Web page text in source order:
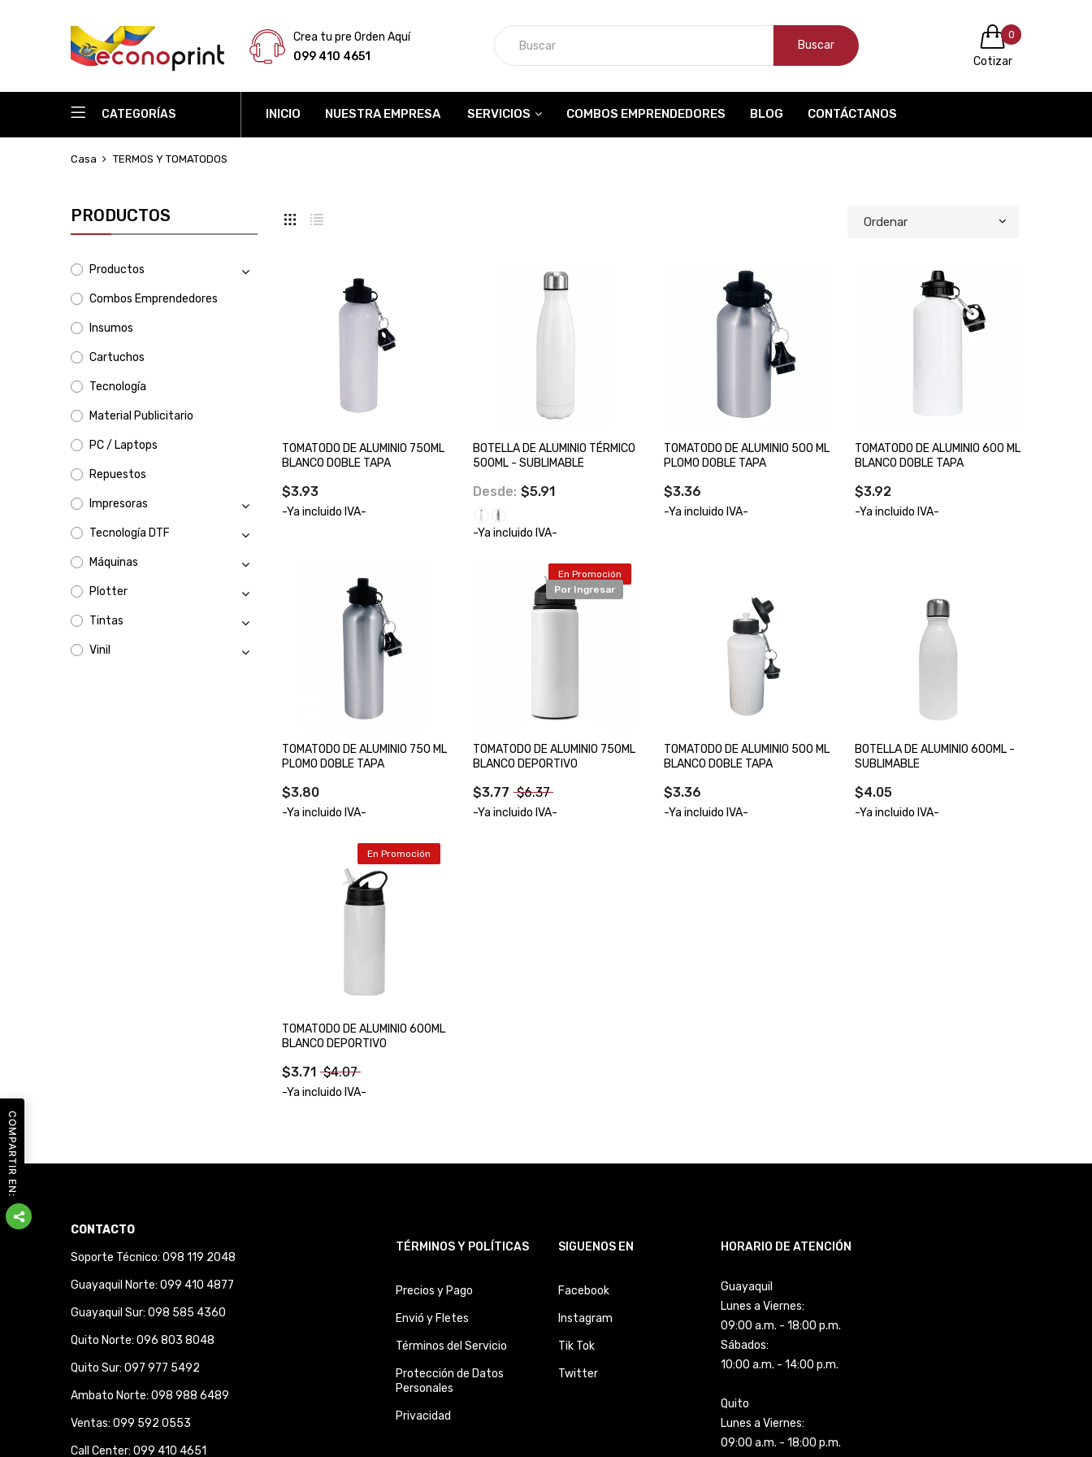
0
Cotizar
Crea tu pre Orden Aquí
099 410 4651
Buscar
CATEGORÍAS INICIO NUESTRA EMPRESA SERVICIOS COMBOS EMPRENDEDORES BLOG CONTÁCTANOS
Casa TERMOS Y TOMATODOS
PRODUCTOS
Productos
Combos Emprendedores
Insumos
Cartuchos
Tecnología
Material Publicitario
PC / Laptops
Repuestos
Impresoras
Tecnología DTF
Máquinas
Plotter
Tintas
Vinil
TOMATODO DE ALUMINIO 750ML
BLANCO DOBLE TAPA
$3.93
-Ya incluido IVA-
BOTELLA DE ALUMINIO TÉRMICO
500ML - SUBLIMABLE
Desde: $5.91
-Ya incluido IVA-
TOMATODO DE ALUMINIO 500 ML
PLOMO DOBLE TAPA
$3.36
-Ya incluido IVA-
TOMATODO DE ALUMINIO 600 ML
BLANCO DOBLE TAPA
$3.92
-Ya incluido IVA-
TOMATODO DE ALUMINIO 750 ML
PLOMO DOBLE TAPA
$3.80
-Ya incluido IVA-
En Promoción
Por Ingresar
TOMATODO DE ALUMINIO 750ML
BLANCO DEPORTIVO
$3.77 $6.37
-Ya incluido IVA-
TOMATODO DE ALUMINIO 500 ML
BLANCO DOBLE TAPA
$3.36
-Ya incluido IVA-
BOTELLA DE ALUMINIO 600ML -
SUBLIMABLE
$4.05
-Ya incluido IVA-
En Promoción
TOMATODO DE ALUMINIO 600ML
BLANCO DEPORTIVO
$3.71 $4.07
-Ya incluido IVA-
CONTACTO
Soporte Técnico: 098 119 2048
Guayaquil Norte: 099 410 4877
Guayaquil Sur: 098 585 4360
Quito Norte: 096 803 8048
Quito Sur: 097 977 5492
Ambato Norte: 098 988 6489
Ventas: 099 592 0553
Call Center: 099 410 4651
TÉRMINOS Y POLÍTICAS
Precios y Pago
Envió y Fletes
Términos del Servicio
Protección de Datos
Personales
Privacidad
SIGUENOS EN
Facebook
Instagram
Tik Tok
Twitter
HORARIO DE ATENCIÓN
Guayaquil
Lunes a Viernes:
09:00 a.m. - 18:00 p.m.
Sábados:
10:00 a.m. - 14:00 p.m.
Quito
Lunes a Viernes:
09:00 a.m. - 18:00 p.m.
COMPARTIR EN: